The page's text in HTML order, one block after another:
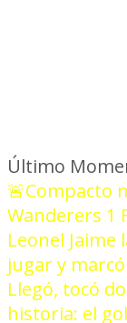
Último
🚨Compacto
Wanderers 1
Leonel
jugar y
Llegó, tocó
historia: el